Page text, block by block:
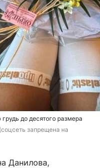
до десятого размера
запрещена на
Данилова,